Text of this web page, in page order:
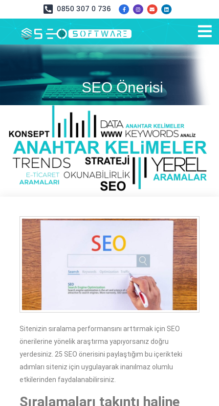
0850 307 0 736
SEO Önerisi
Sitenizin sıralama performansını arttırmak için SEO
önerilerine yönelik araştırma yapıyorsanız doğru
yerdesiniz. 25 SEO önerisini paylaştığım bu içerikteki
adımları siteniz için uygulayarak inanılmaz olumlu
etkilerinden faydalanabilirsiniz.
Sıralamaları takıntı haline